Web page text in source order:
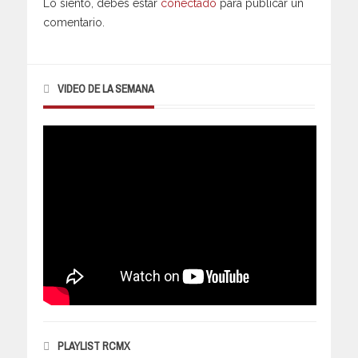
Lo siento, debes estar conectado para publicar un
comentario.
VIDEO DE LA SEMANA
PLAYLIST RCMX